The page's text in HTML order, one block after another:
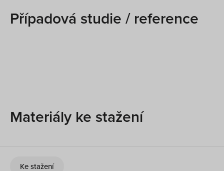
Případová studie / reference
Materiály ke stažení
Ke stažení